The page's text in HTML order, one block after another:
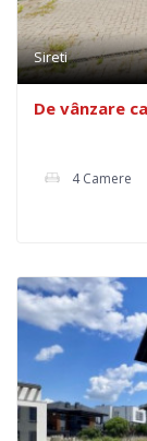
Sireti
De vânzare
4 Camere